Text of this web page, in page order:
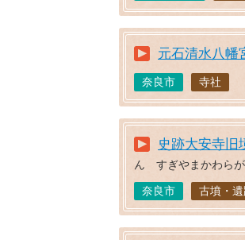
元石清水八幡
奈良市 寺社
史跡大安寺旧
ん すぎやまかわらが
奈良市 古墳・